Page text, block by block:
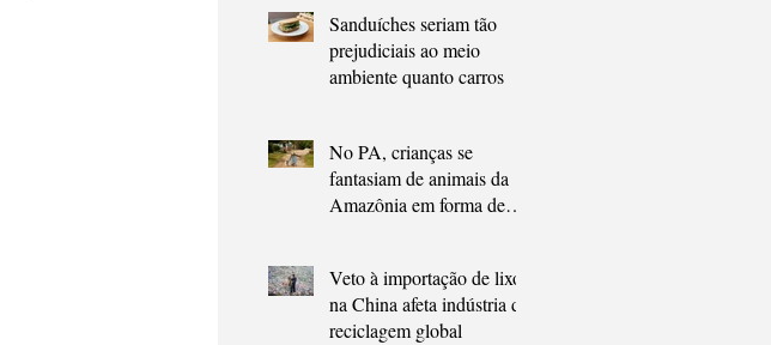
Sanduíches seriam tão
prejudiciais ao meio
ambiente quanto carros
No PA, crianças se
fantasiam de animais da
Amazônia em forma de
Veto à importação de lixo
na China afeta indústria de
reciclagem global